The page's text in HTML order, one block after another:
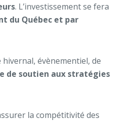
. L’investissement se fera
du Québec et par
évènementiel, de
de soutien aux stratégies
la compétitivité des